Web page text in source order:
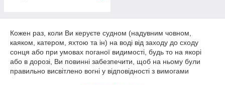
Кожен раз, коли Ви керуєте судном (надувним човном,
каяком, катером, яхтою та ін) на воді від заходу до сходу
сонця або при умовах поганої видимості, будь то на якорі
або в дорозі, Ви повинні забезпечити, щоб на ньому були
правильно висвітлено вогні у відповідності з вимогами